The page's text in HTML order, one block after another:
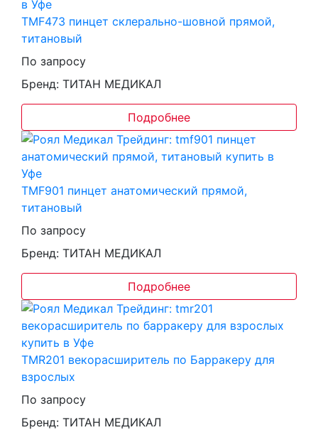
TMF473 пинцет склерально-шовной прямой,
титановый
По запросу
Бренд: ТИТАН МЕДИКАЛ
Подробнее
TMF901 пинцет анатомический прямой,
титановый
По запросу
Бренд: ТИТАН МЕДИКАЛ
Подробнее
TMR201 векорасширитель по Барракеру для
взрослых
По запросу
Бренд: ТИТАН МЕДИКАЛ